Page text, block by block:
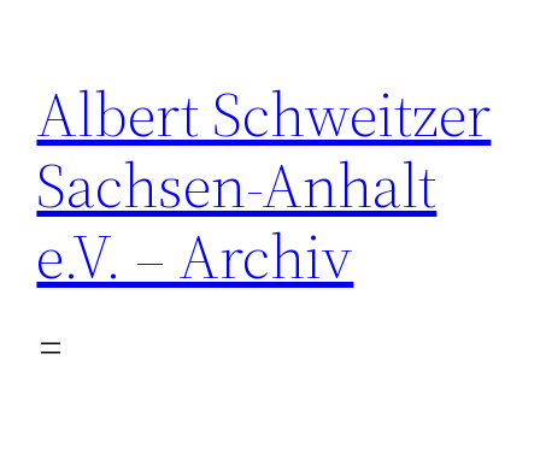
springen
Albert Schweitzer
Sachsen-Anhalt
e.V. – Archiv